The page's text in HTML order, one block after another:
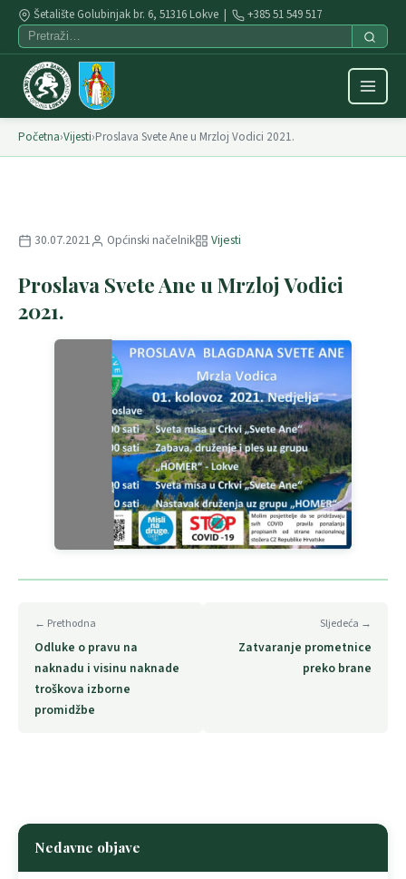
Šetalište Golubinjak br. 6, 51316 Lokve | +385 51 549 517
Početna›Vijesti›Proslava Svete Ane u Mrzloj Vodici 2021.
30.07.2021 Općinski načelnik Vijesti
Proslava Svete Ane u Mrzloj Vodici
2021.
← Prethodna
Odluke o pravu na
naknadu i visinu naknade
troškova izborne
promidžbe
Sljedeća →
Zatvaranje prometnice
preko brane
Nedavne objave